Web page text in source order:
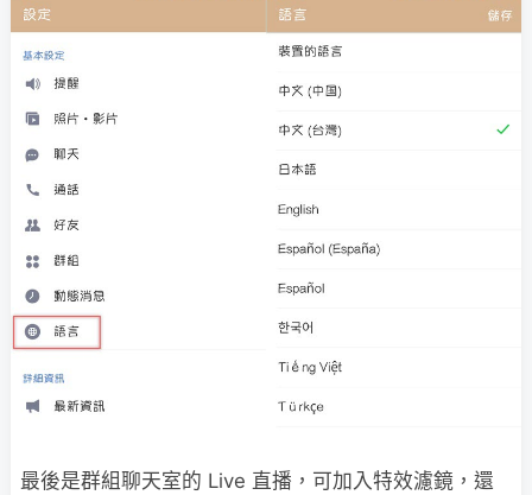
最後是群組聊天室的 Live 直播，可加入特效濾鏡，還